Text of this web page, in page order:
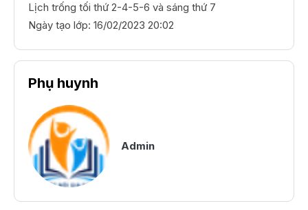
Lịch trống tối thứ 2-4-5-6 và sáng thứ 7
Ngày tạo lớp: 16/02/2023 20:02
Phụ huynh
Admin